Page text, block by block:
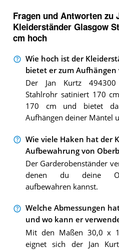
Fragen und Antworten zu
Kleiderständer Glasgow
cm hoch
Wie hoch ist der
bietet er zum Aufhängen
Der Jan Kurtz 494300
Stahlrohr satiniert 170
170 cm und bietet
Aufhängen deiner Mäntel
Wie viele Haken hat der
Aufbewahrung von
Der Garderobenständer
denen du deine
aufbewahren kannst.
Welche Abmessungen
und wo kann er
Mit den Maßen 30,0 x
eignet sich der Jan